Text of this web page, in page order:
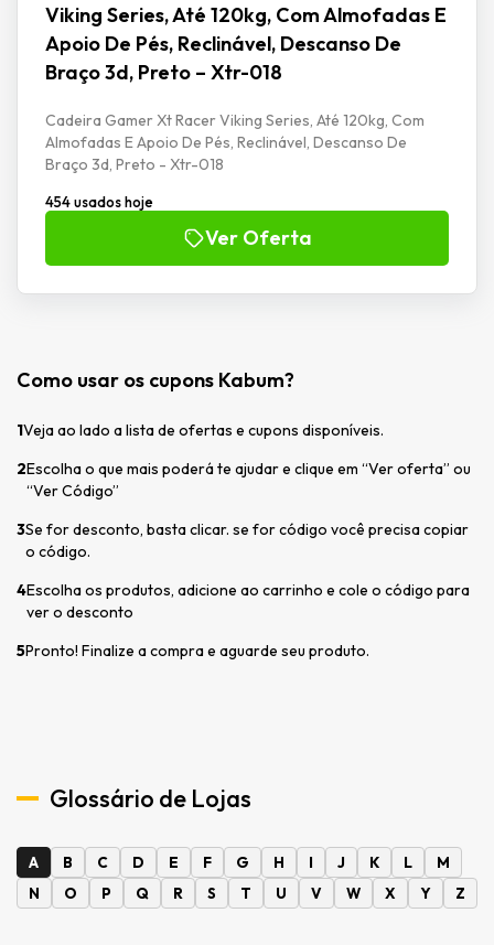
Viking Series, Até 120kg, Com Almofadas E
Apoio De Pés, Reclinável, Descanso De
Braço 3d, Preto – Xtr-018
Cadeira Gamer Xt Racer Viking Series, Até 120kg, Com
Almofadas E Apoio De Pés, Reclinável, Descanso De
Braço 3d, Preto - Xtr-018
454 usados hoje
Ver Oferta
Como usar os cupons Kabum?
1Veja ao lado a lista de ofertas e cupons disponíveis.
2Escolha o que mais poderá te ajudar e clique em “Ver oferta” ou
“Ver Código”
3Se for desconto, basta clicar. se for código você precisa copiar
o código.
4Escolha os produtos, adicione ao carrinho e cole o código para
ver o desconto
5Pronto! Finalize a compra e aguarde seu produto.
Glossário de Lojas
A B C D E F G H I J K L
M
N
O P Q R S T U V W X Y Z